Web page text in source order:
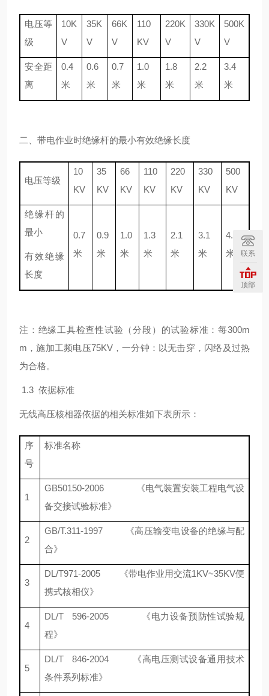
电压等
级
10K
V
35K
V
66K
V
110
KV
220K
V
330K
V
500K
V
安全距
离
0.4
米
0.6
米
0.7
米
1.0
米
1.8
米
2.2
米
3.4
米
二、带电作业时绝缘杆的最小有效绝缘长度
电压等级
10
KV
35
KV
66
KV
110
KV
220
KV
330
KV
500
KV
绝缘杆的
最小
有效绝缘
长度
0.7
米
0.9
米
1.0
米
1.3
米
2.1
米
3.1
米
4.0
米
注：绝缘工具检查性试验（分段）的试验标准：每300m
m ，施加工频电压75KV，一分钟：以无击穿，闪络及过热
为合格。
1.3 依据标准
无线高压核相器依据的相关标准如下表所示：
序
号
标准名称
1
GB50150-2006
《电气装置安装工程电气设
备交接试验标准》
2
GB/T.311-1997
《高压输变电设备的绝缘与配
合》
3
DL/T971-2005 《带电作业用交流1KV~35KV便
携式核相仪》
4
DL/T 596-2005
《电力设备预防性试验规
程》
5
DL/T 846-2004
《高电压测试设备通用技术
条件系列标准》
联系
顶部